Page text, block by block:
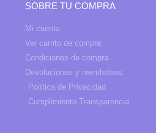
SOBRE TU COMPRA
Mi cuenta
Ver carrito de compra
Condiciones de compra
Devoluciones y reembolsos
Política de Privacidad
Cumplimiento Transparencia